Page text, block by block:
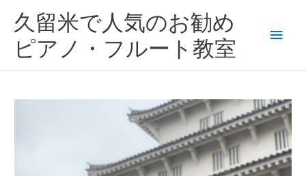
久留米で人気のお勧め
ピアノ・フルート教室
イ
ン
メ
ニ
ュ